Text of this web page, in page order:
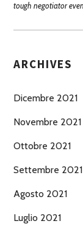
tough negotiator
ARCHIVES
Dicembre 2021
Novembre 2021
Ottobre 2021
Settembre 2021
Agosto 2021
Luglio 2021